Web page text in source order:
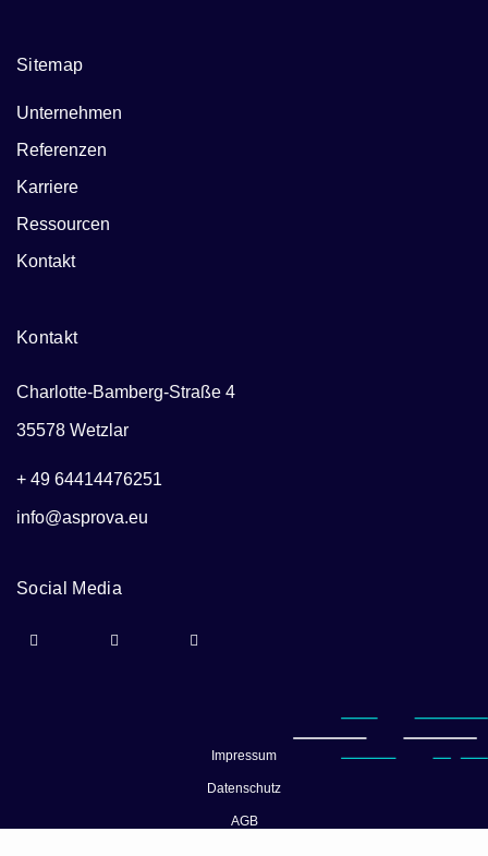
Sitemap
Unternehmen
Referenzen
Karriere
Ressourcen
Kontakt
Kontakt
Charlotte-Bamberg-Straße 4
35578 Wetzlar
+ 49 64414476251
info@asprova.eu
Social Media
Impressum
Datenschutz
AGB